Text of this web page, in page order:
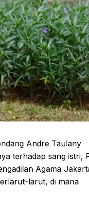
Andre Taulany
terhadap sang istri,
Agama
larut, di mana